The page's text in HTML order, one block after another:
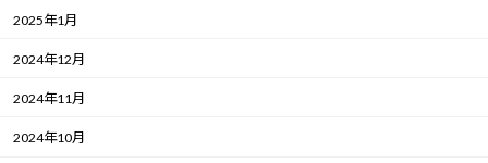
2025年1月
2024年12月
2024年11月
2024年10月